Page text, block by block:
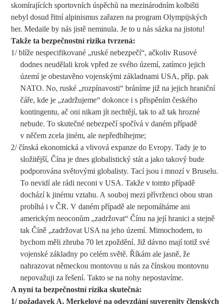
skomírajících sportovních úspěchů na mezinárodním kolbišti
nebyl dosud řitní alpinismus zařazen na program Olympijských
her. Medaile by nás jistě neminula. Je to u nás sázka na jistotu!
Takže ta bezpečnostní rizika tvrzená:
1/ blíže nespecifikované „ruské nebezpečí“, ačkoliv Rusové
dodnes neudělali krok vpřed ze svého území, zatímco jejich
území je obestavěno vojenskými základnami USA, příp. pak
NATO. No, ruské „rozpínavosti“ bráníme již na jejich hraniční
čáře, kde je „zadržujeme“ dokonce i s přispěním českého
kontingentu, ač oni nikam jít nechtějí, tak to až tak hrozné
nebude. To skutečné nebezpečí spočívá v daném případě
v něčem zcela jiném, ale nepředbíhejme;
2/ čínská ekonomická a vlivová expanze do Evropy. Tady je to
složitější, Čína je dnes globalistický stát a jako takový bude
podporována světovými globalisty. Tací jsou i mnozí v Bruselu.
To nevidí ale rádi neconi v USA. Takže v tomto případě
dochází k jinému vztahu. A souboj mezi přívrženci obou stran
probíhá i v ČR. V daném případě ale nepomáháme ani
americkým neoconům „zadržovat“ Čínu na její hranici a stejně
tak Číně „zadržovat USA na jeho území. Mimochodem, to
bychom měli zhruba 70 let zpoždění. Již dávno mají totiž své
vojenské základny po celém světě. Říkám ale jasně, že
nahrazovat německou montovnu u nás za čínskou montovnu
nepovažuji za řešení. Takto se na nohy nepostavíme.
A nyní ta bezpečnostní rizika skutečná:
1/ požadavek A. Merkelové na odevzdání suverenity členských